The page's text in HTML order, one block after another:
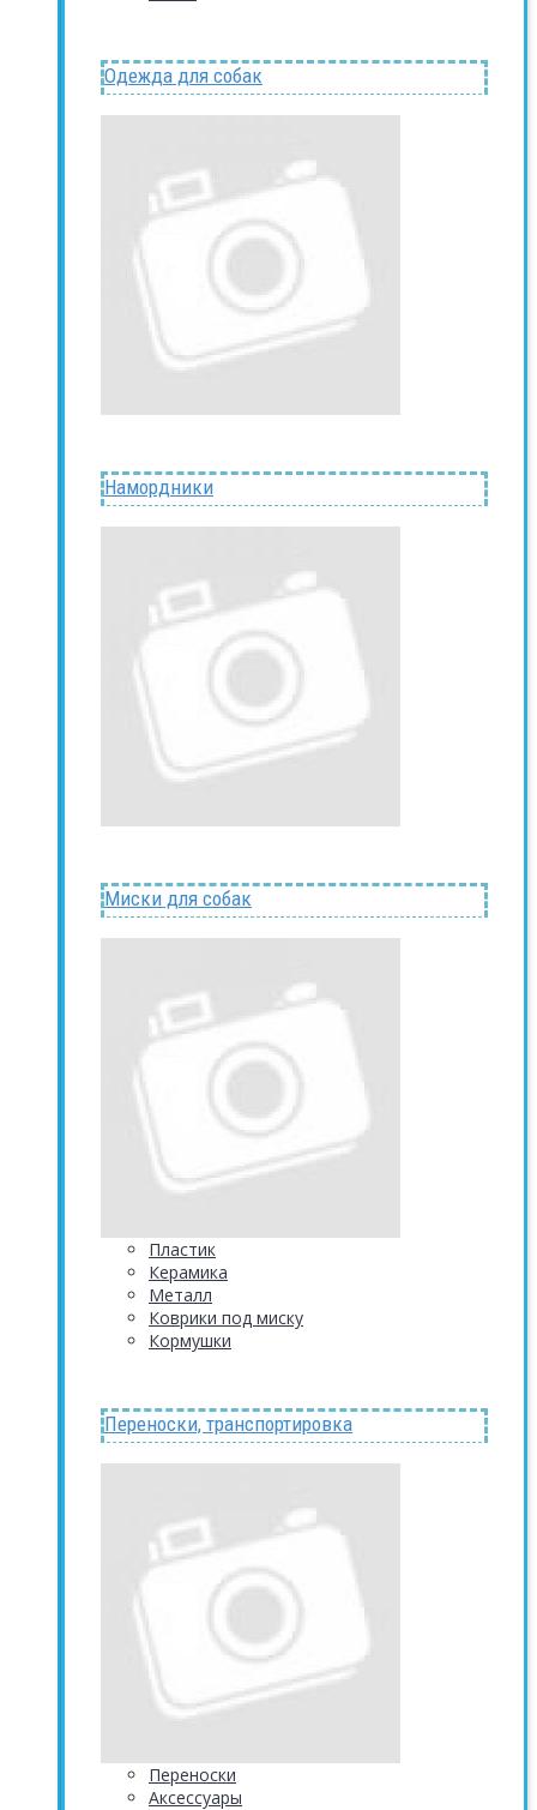
Одежда для собак
Намордники
Миски для собак
Пластик
Керамика
Металл
Коврики под миску
Кормушки
Переноски, транспортировка
Переноски
Аксессуары